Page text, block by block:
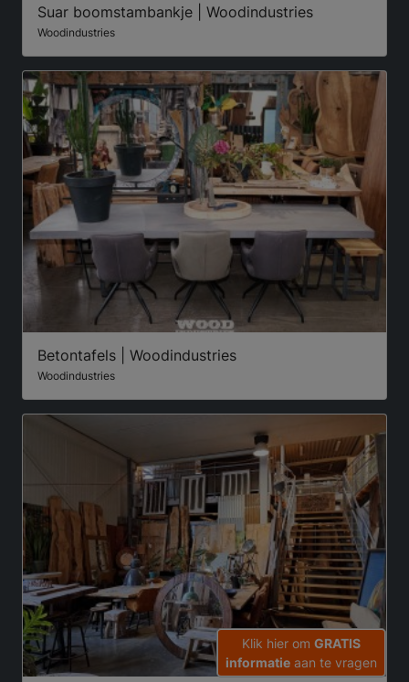
Suar boomstambankje | Woodindustries
Woodindustries
Betontafels | Woodindustries
Woodindustries
Klik hier om GRATIS
informatie aan te vragen